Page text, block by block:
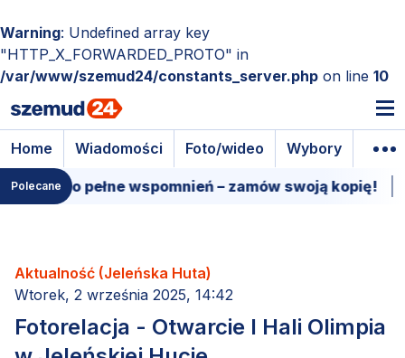
Warning: Undefined array key
"HTTP_X_FORWARDED_PROTO" in
/var/www/szemud24/constants_server.php on line 10
Home Wiadomości Foto/wideo Wybory
Polecanewspomnień – zamów swoją kopię! 15 marca -
Aktualność (Jeleńska Huta)
Wtorek, 2 września 2025, 14:42
Fotorelacja - Otwarcie I Hali Olimpia